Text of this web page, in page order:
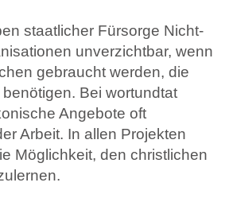
staatlicher Fürsorge Nicht-
unverzichtbar, wenn
gebraucht werden, die
Bei wortundtat
Angebote oft
Arbeit. In allen Projekten
Möglichkeit, den christlichen